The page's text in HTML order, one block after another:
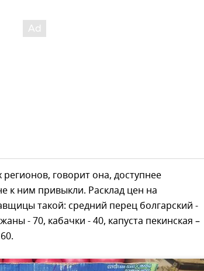
говорит она, доступнее
к ним привыкли. Расклад цен на
такой: средний перец болгарский -
- 70, кабачки - 40, капуста пекинская –